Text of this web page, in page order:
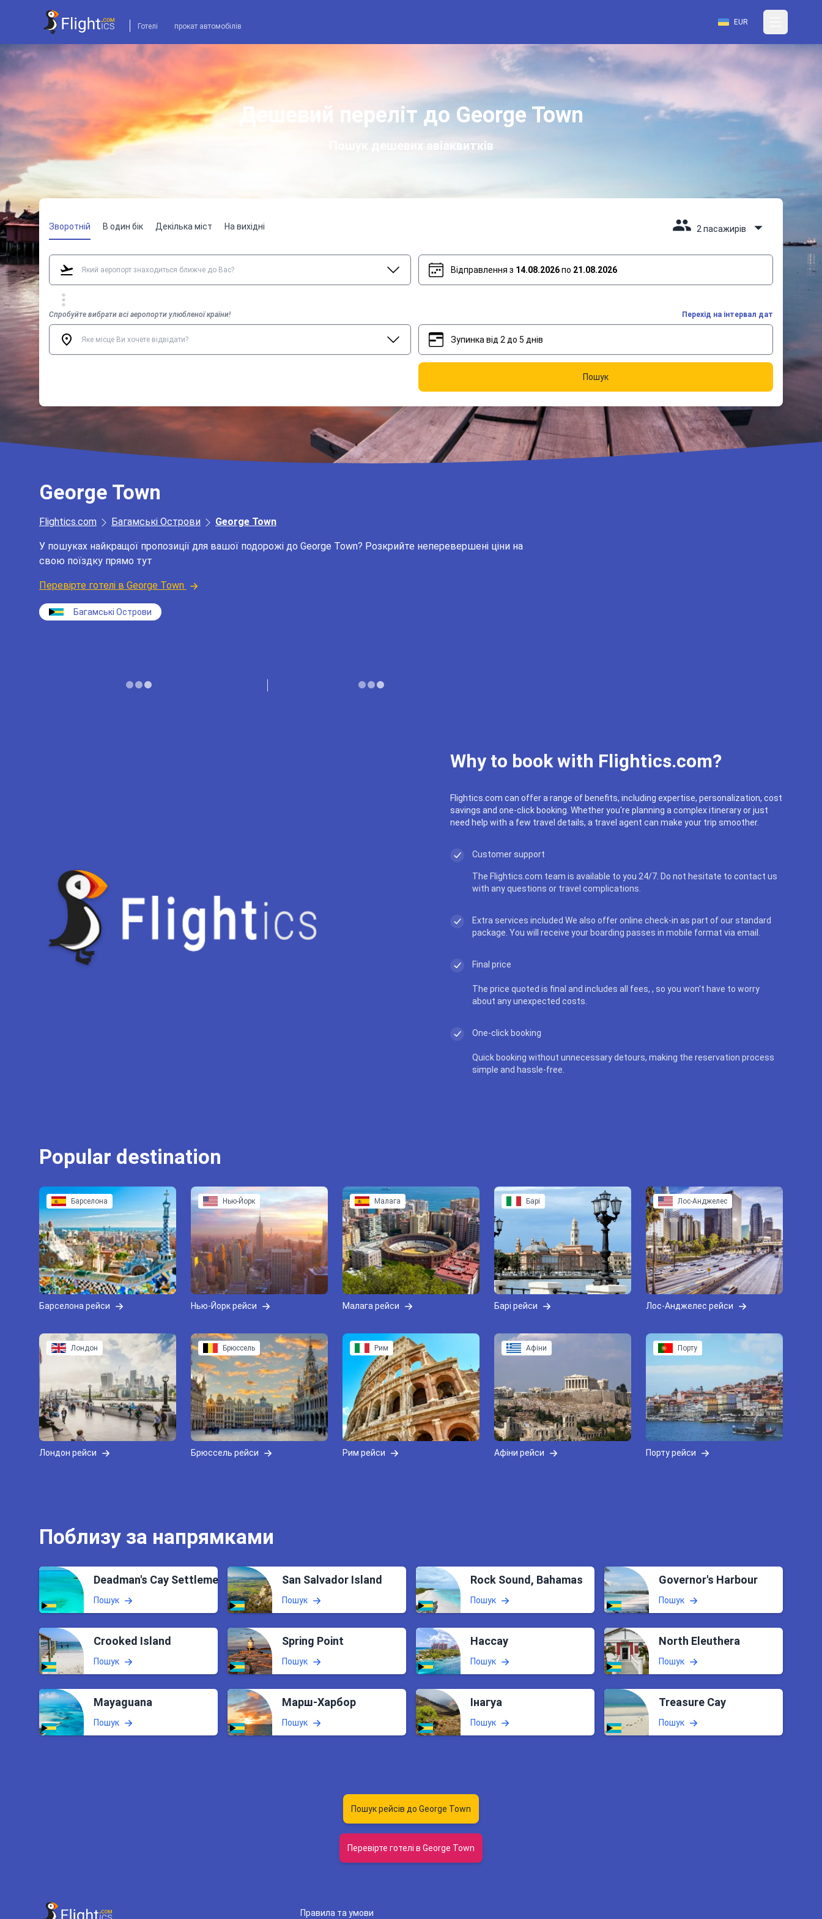
Готелі прокат автомобілів EUR
Дешевий переліт до George Town
Пошук дешевих авіаквитків
Зворотній В один бік Декілька міст На вихідні 2 пасажирів
Відправлення з 14.08.2026по 21.08.2026
Спробуйте вибрати всі аеропорти улюбленої країни! Перехід на інтервал дат
Зупинка від 2 до 5 днів
Пошук
George Town
Flightics.com Багамські Острови George Town
У пошуках найкращої пропозиції для вашої подорожі до George Town? Розкрийте неперевершені ціни на
свою поїздку прямо тут
Перевірте готелі в George Town
Багамські Острови
Why to book with Flightics.com?
Flightics.com can offer a range of benefits, including expertise, personalization, cost
savings and one-click booking. Whether you're planning a complex itinerary or just
need help with a few travel details, a travel agent can make your trip smoother.
Customer support
The Flightics.com team is available to you 24/7. Do not hesitate to contact us
with any questions or travel complications.
Extra services included We also offer online check-in as part of our standard
package. You will receive your boarding passes in mobile format via email.
Final price
The price quoted is final and includes all fees, , so you won't have to worry
about any unexpected costs.
One-click booking
Quick booking without unnecessary detours, making the reservation process
simple and hassle-free.
Popular destination
Барселона
Барселона рейси
Нью-Йорк
Нью-Йорк рейси
Малага
Малага рейси
Барі
Барі рейси
Лос-Анджелес
Лос-Анджелес рейси
Лондон
Лондон рейси
Брюссель
Брюссель рейси
Рим
Рим рейси
Афіни
Афіни рейси
Порту
Порту рейси
Поблизу за напрямками
Deadman's Cay Settlement
Пошук
San Salvador Island
Пошук
Rock Sound, Bahamas
Пошук
Governor's Harbour
Пошук
Crooked Island
Пошук
Spring Point
Пошук
Нассау
Пошук
North Eleuthera
Пошук
Mayaguana
Пошук
Марш-Харбор
Пошук
Інагуа
Пошук
Treasure Cay
Пошук
Пошук рейсів до George Town
Перевірте готелі в George Town
Правила та умови